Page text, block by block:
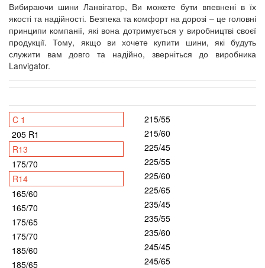
Вибираючи шини Ланвігатор, Ви можете бути впевнені в їх
якості та надійності. Безпека та комфорт на дорозі – це головні
принципи компанії, які вона дотримується у виробництві своєї
продукції. Тому, якщо ви хочете купити шини, які будуть
служити вам довго та надійно, зверніться до виробника
Lanvigator.
C 1
205 R1
R13
175/70
R14
165/60
165/70
175/65
175/70
185/60
185/65
215/55
215/60
225/45
225/55
225/60
225/65
235/45
235/55
235/60
245/45
245/65